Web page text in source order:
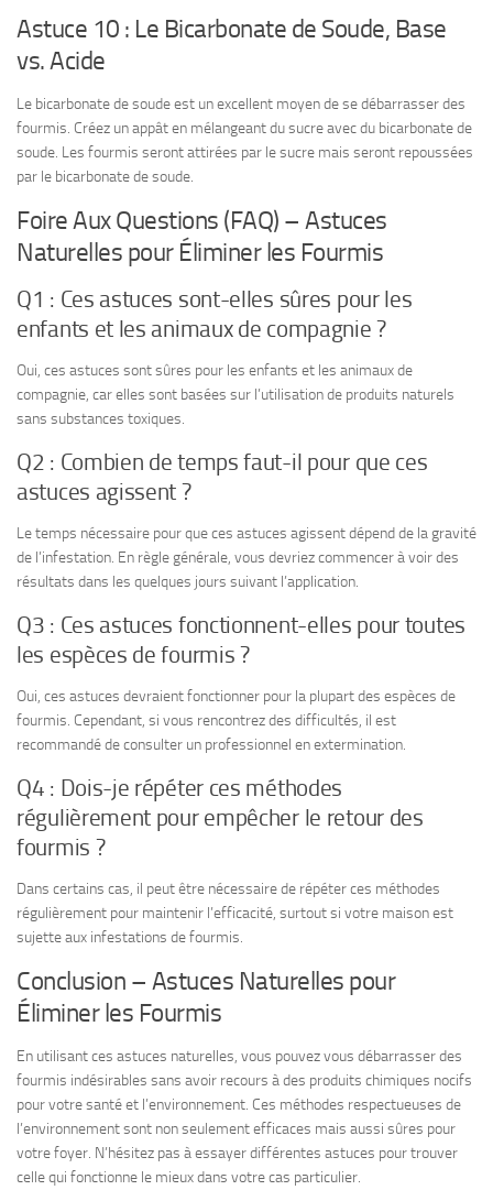
Astuce 10 : Le Bicarbonate de Soude, Base
vs. Acide
Le bicarbonate de soude est un excellent moyen de se débarrasser des
fourmis. Créez un appât en mélangeant du sucre avec du bicarbonate de
soude. Les fourmis seront attirées par le sucre mais seront repoussées
par le bicarbonate de soude.
Foire Aux Questions (FAQ) – Astuces
Naturelles pour Éliminer les Fourmis
Q1 : Ces astuces sont-elles sûres pour les
enfants et les animaux de compagnie ?
Oui, ces astuces sont sûres pour les enfants et les animaux de
compagnie, car elles sont basées sur l’utilisation de produits naturels
sans substances toxiques.
Q2 : Combien de temps faut-il pour que ces
astuces agissent ?
Le temps nécessaire pour que ces astuces agissent dépend de la gravité
de l’infestation. En règle générale, vous devriez commencer à voir des
résultats dans les quelques jours suivant l’application.
Q3 : Ces astuces fonctionnent-elles pour toutes
les espèces de fourmis ?
Oui, ces astuces devraient fonctionner pour la plupart des espèces de
fourmis. Cependant, si vous rencontrez des difficultés, il est
recommandé de consulter un professionnel en extermination.
Q4 : Dois-je répéter ces méthodes
régulièrement pour empêcher le retour des
fourmis ?
Dans certains cas, il peut être nécessaire de répéter ces méthodes
régulièrement pour maintenir l’efficacité, surtout si votre maison est
sujette aux infestations de fourmis.
Conclusion – Astuces Naturelles pour
Éliminer les Fourmis
En utilisant ces astuces naturelles, vous pouvez vous débarrasser des
fourmis indésirables sans avoir recours à des produits chimiques nocifs
pour votre santé et l’environnement. Ces méthodes respectueuses de
l’environnement sont non seulement efficaces mais aussi sûres pour
votre foyer. N’hésitez pas à essayer différentes astuces pour trouver
celle qui fonctionne le mieux dans votre cas particulier.